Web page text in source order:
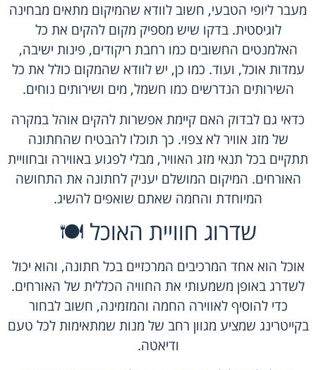
מעבר ליופי הטבעי, חשוב לוודא שהמיקום מתאים מבחינה
לוגיסטית. בדקו שיש מספיק מקום להקים את כל
האלמנטים החשובים כמו רחבת ריקודים, פינות ישיבה,
עמדות אוכל, ועוד. כמו כן, יש לוודא שהמקום כולל את כל
השירותים הנדרשים כמו חשמל, מים ושירותים נוחים.
כדאי גם לבדוק האם קיימת אפשרות להקים אוהל במקרה
של מזג אוויר לא צפוי. כך תוכלו להבטיח שהחתונה
תתקיים בכל תנאי מזג האוויר, מבלי לפגוע באווירה ובחוויית
האורחים. המיקום המושלם יעניק לחתונה את התחושה
המיוחדת והחמה שאתם שואפים להשיג.
שדרוג חוויית האוכל 🍽️
אוכל הוא אחד המרכיבים המרכזיים בכל חתונה, והוא יכול
לשדרג באופן משמעותי את החוויה הכללית של האורחים.
כדי להוסיף לאווירה החמה והמזמינה, חשוב לבחור
בקייטרינג שמציע מגוון רחב של מנות שמתאימות לכל טעם
ודיאטה.